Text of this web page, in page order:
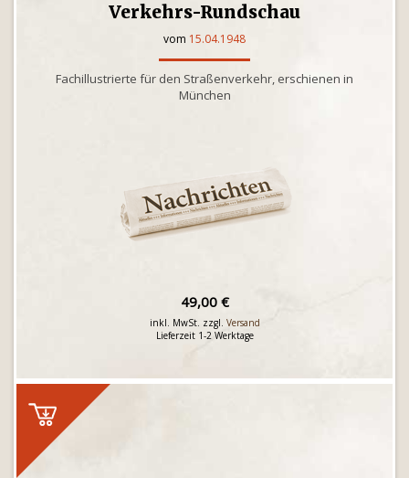
Verkehrs-Rundschau
vom 15.04.1948
Fachillustrierte für den Straßenverkehr, erschienen in
München
49,00 €
inkl. MwSt. zzgl. Versand
Lieferzeit 1-2 Werktage